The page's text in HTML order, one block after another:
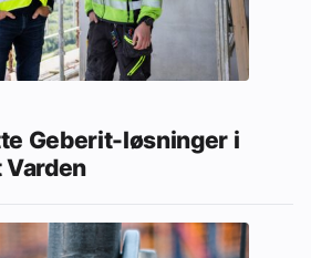
Geberit-løsninger i